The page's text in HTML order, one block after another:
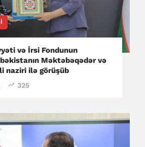
və İrsi Fondunun
Məktəbəqədər və
naziri ilə görüşüb
325